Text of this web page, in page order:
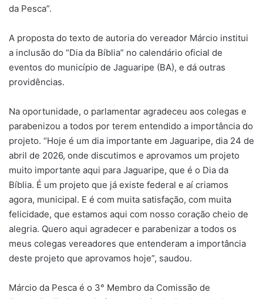
da Pesca”.
A proposta do texto de autoria do vereador Márcio institui
a inclusão do “Dia da Bíblia” no calendário oficial de
eventos do município de Jaguaripe (BA), e dá outras
providências.
Na oportunidade, o parlamentar agradeceu aos colegas e
parabenizou a todos por terem entendido a importância do
projeto. “Hoje é um dia importante em Jaguaripe, dia 24 de
abril de 2026, onde discutimos e aprovamos um projeto
muito importante aqui para Jaguaripe, que é o Dia da
Bíblia. É um projeto que já existe federal e aí criamos
agora, municipal. E é com muita satisfação, com muita
felicidade, que estamos aqui com nosso coração cheio de
alegria. Quero aqui agradecer e parabenizar a todos os
meus colegas vereadores que entenderam a importância
deste projeto que aprovamos hoje”, saudou.
Márcio da Pesca é o 3° Membro da Comissão de